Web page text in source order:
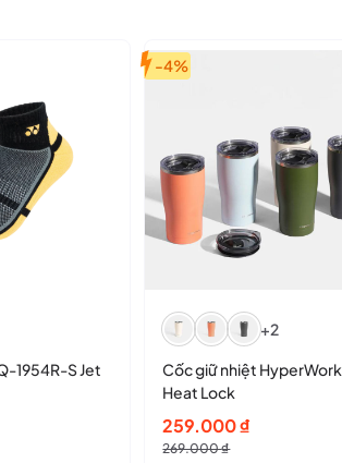
kiện tập luyện cường độ cao.
1954R-S Jet
-4%
+2
Cốc giữ nhiệt HyperWork
Heat Lock
269.000₫
Giá
gốc
259.000₫
Giá
hiện